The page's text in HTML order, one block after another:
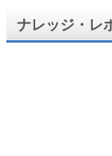
ナレッジ・